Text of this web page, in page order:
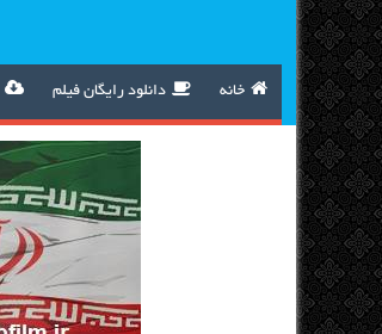
خانه دانلود رایگان فیلم